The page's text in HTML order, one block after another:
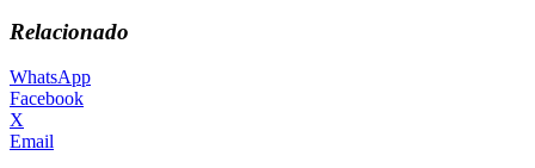
Relacionado
WhatsApp
Facebook
X
Email